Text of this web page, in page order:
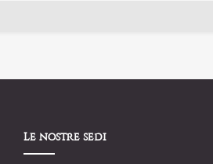
Le nostre sedi